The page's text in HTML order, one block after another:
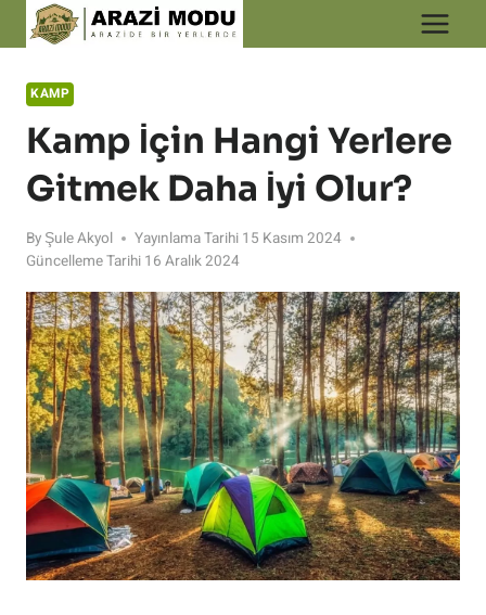
to
KAMP
Kamp İçin Hangi Yerlere
Gitmek Daha İyi Olur?
By Şule Akyol Yayınlama Tarihi 15 Kasım 2024
Güncelleme Tarihi 16 Aralık 2024